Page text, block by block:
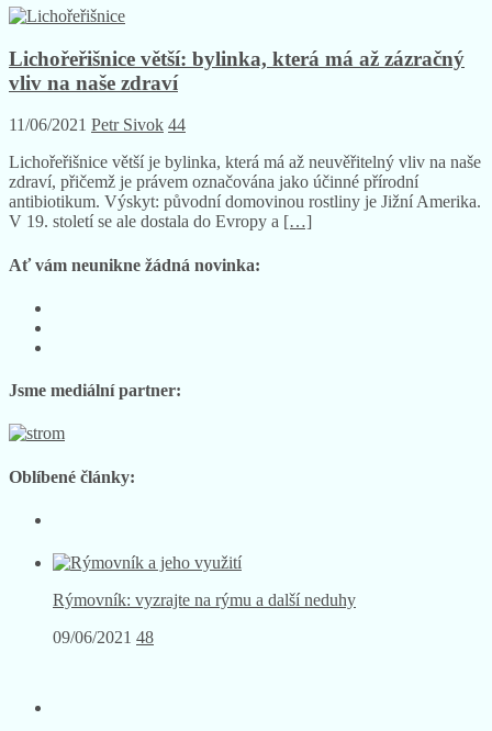
Lichořeřišnice větší: bylinka, která má až zázračný
vliv na naše zdraví
11/06/2021 Petr Sivok 44
Lichořeřišnice větší je bylinka, která má až neuvěřitelný vliv na naše
zdraví, přičemž je právem označována jako účinné přírodní
antibiotikum. Výskyt: původní domovinou rostliny je Jižní Amerika.
V 19. století se ale dostala do Evropy a […]
Ať vám neunikne žádná novinka:
Instagramu
YouTube
Jsme mediální partner:
Oblíbené články:
Rýmovník: vyzrajte na rýmu a další neduhy
09/06/2021 48